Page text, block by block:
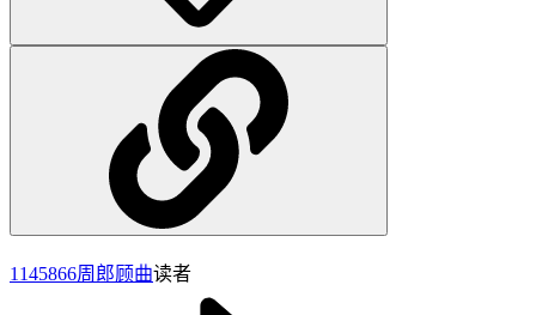
1145866周郎顾曲读者